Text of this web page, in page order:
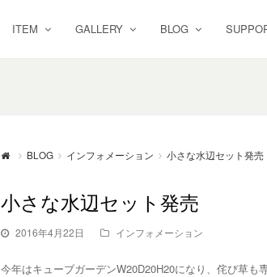
ITEM GALLERY BLOG
BLOG インフォメーション 小さな水辺セット発売
小さな水辺セット発売
2016年4月22日 インフォメーション
今年はキューブガーデンW20D20H20になり、侘び草も